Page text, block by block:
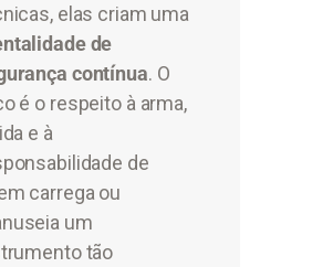
elas criam uma
de
contínua. O
é o respeito à arma,
e à
de
carrega ou
um
tão